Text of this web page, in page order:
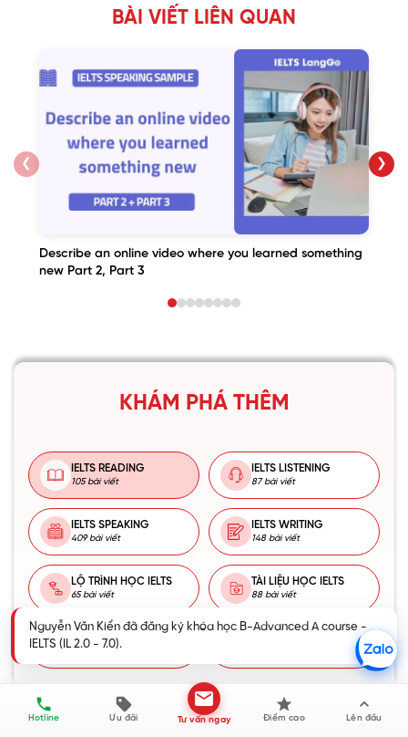
BÀI VIẾT LIÊN QUAN
❮
Describe an online video where you learned something
new Part 2, Part 3
❯
KHÁM PHÁ THÊM
IELTS READING
105 bài viết
IELTS LISTENING
87 bài viết
IELTS SPEAKING
409 bài viết
IELTS WRITING
148 bài viết
LỘ TRÌNH HỌC IELTS
65 bài viết
TÀI LIỆU HỌC IELTS
88 bài viết
TIẾNG ANH THCS
663 bài viết
Hotline Ưu đãi Tư vấn ngay Điểm cao Lên đầu
Nguyễn Văn Kiển đã đăng ký khóa học B-Advanced A course -
IELTS (IL 2.0 - 7.0).